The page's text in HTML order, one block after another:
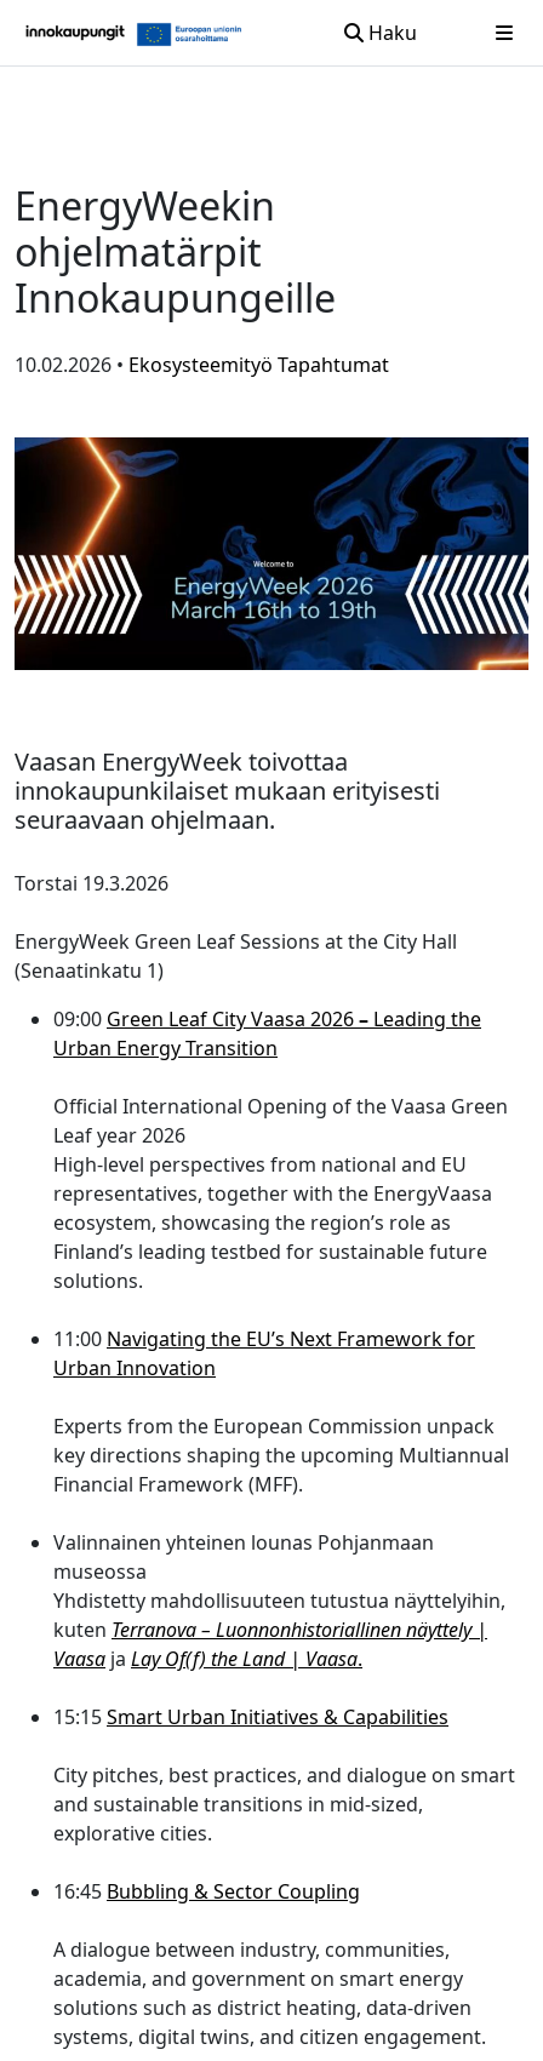
Haku
EnergyWeekin
ohjelmatärpit
Innokaupungeille
10.02.2026 • Ekosysteemityö Tapahtumat
Vaasan EnergyWeek toivottaa
innokaupunkilaiset mukaan erityisesti
seuraavaan ohjelmaan.
Torstai 19.3.2026
EnergyWeek Green Leaf Sessions at the City Hall
(Senaatinkatu 1)
09:00 Green Leaf City Vaasa 2026– Leading the
Urban Energy Transition
Official International Opening of the Vaasa Green
Leaf year 2026
High-level perspectives from national and EU
representatives, together with the EnergyVaasa
ecosystem, showcasing the region’s role as
Finland’s leading testbed for sustainable future
solutions.
11:00 Navigating the EU’s Next Framework for
Urban Innovation
Experts from the European Commission unpack
key directions shaping the upcoming Multiannual
Financial Framework (MFF).
Valinnainen yhteinen lounas Pohjanmaan
museossa
Yhdistetty mahdollisuuteen tutustua näyttelyihin,
kuten Terranova – Luonnonhistoriallinen näyttely |
Vaasa ja Lay Of(f) the Land | Vaasa.
15:15Smart Urban Initiatives & Capabilities
City pitches, best practices, and dialogue on smart
and sustainable transitions in mid-sized,
explorative cities.
16:45 Bubbling & Sector Coupling
A dialogue between industry, communities,
academia, and government on smart energy
solutions such as district heating, data-driven
systems, digital twins, and citizen engagement.